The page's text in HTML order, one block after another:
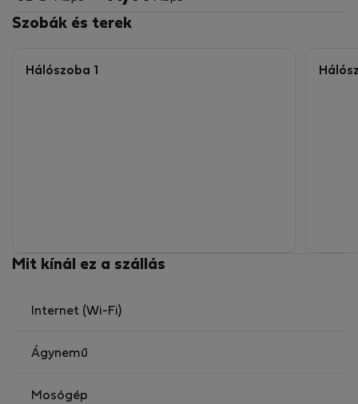
Szobák és terek
Hálószoba 1
Mit kínál ez a szállás
Internet (Wi-Fi)
Ágynemű
Mosógép